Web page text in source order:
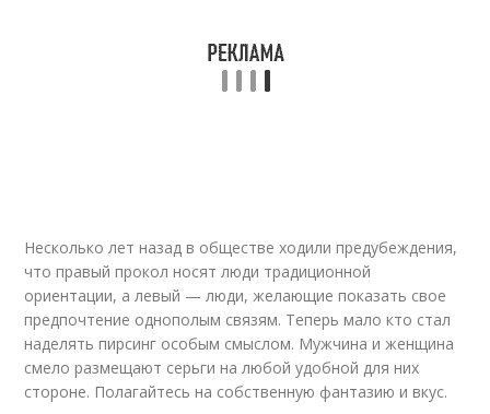
Несколько лет назад в обществе ходили предубеждения,
что правый прокол носят люди традиционной
ориентации, а левый — люди, желающие показать свое
предпочтение однополым связям. Теперь мало кто стал
наделять пирсинг особым смыслом. Мужчина и женщина
смело размещают серьги на любой удобной для них
стороне. Полагайтесь на собственную фантазию и вкус.